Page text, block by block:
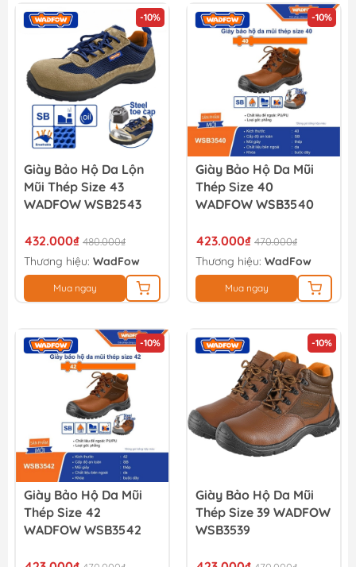
-10%
Giày Bảo Hộ Da Lộn
Mũi Thép Size 43
WADFOW WSB2543
432.000₫ 480.000₫
Thương hiệu: WadFow
Mua ngay
-10%
Giày Bảo Hộ Da Mũi
Thép Size 40
WADFOW WSB3540
423.000₫ 470.000₫
Thương hiệu: WadFow
Mua ngay
-10%
Giày Bảo Hộ Da Mũi
Thép Size 42
WADFOW WSB3542
-10%
Giày Bảo Hộ Da Mũi
Thép Size 39 WADFOW
WSB3539